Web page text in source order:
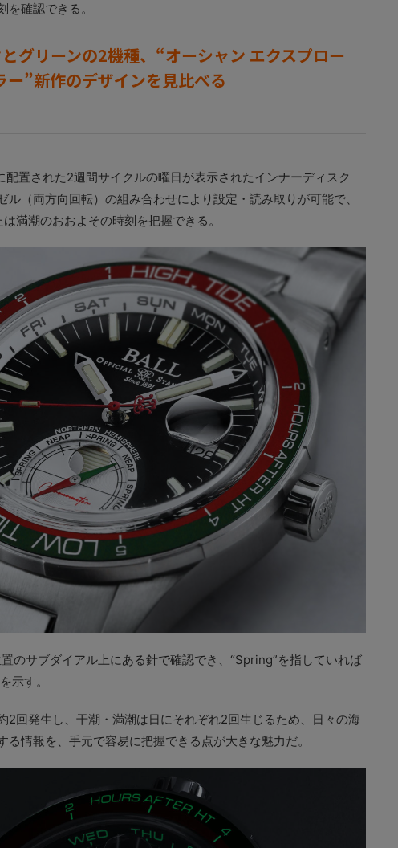
確認できる。
とグリーンの2機種、“オーシャン エクスプロー
ー”新作のデザインを見比べる
配置された2週間サイクルの曜日が表示されたインナーディスク
ル（両方向回転）の組み合わせにより設定・読み取りが可能で、
満潮のおおよその時刻を把握できる。
のサブダイアル上にある針で確認でき、“Spring”を指していれば
示す。
2回発生し、干潮・満潮は日にそれぞれ2回生じるため、日々の海
る情報を、手元で容易に把握できる点が大きな魅力だ。